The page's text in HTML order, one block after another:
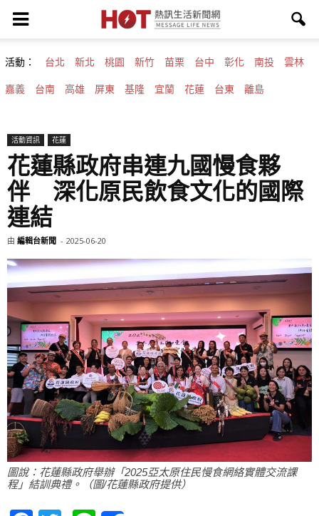
活動： 台北 新北 桃園 新竹 苗栗 台中 彰化 南投 雲林
嘉義 台南 高雄 屏東 基隆 宜蘭 花蓮 台東 離島
活動資訊 花蓮
花蓮縣政府串連九國慢食夥
伴 深化原民飲食文化的國際
連結
由 編輯台新聞 - 2025-06-20
圖說：花蓮縣政府舉辦「2025亞太原住民慢食網絡實體交流課
程」結訓典禮。（圖/花蓮縣政府提供）